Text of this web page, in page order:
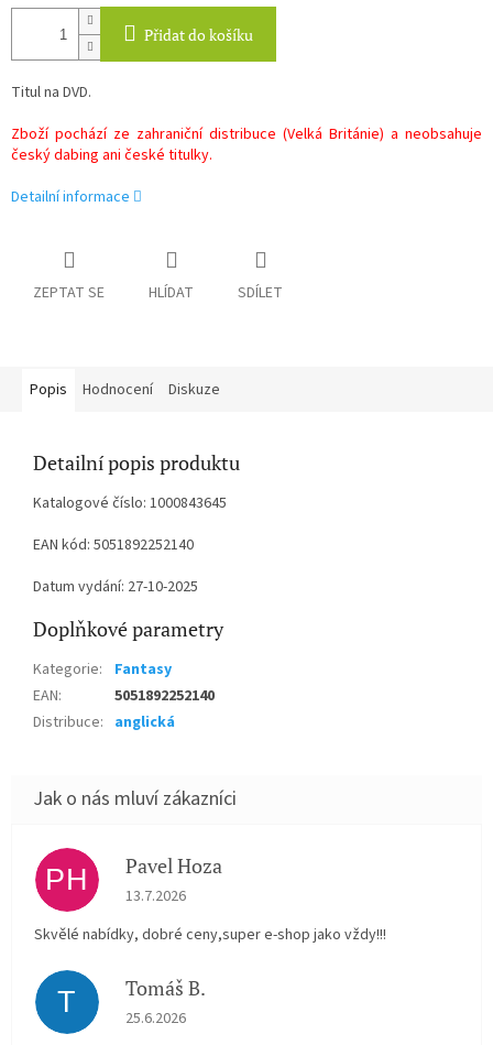
Přidat do košíku
Titul na DVD.
Zboží pochází ze zahraniční distribuce (Velká Británie) a neobsahuje
český dabing ani české titulky.
Detailní informace
ZEPTAT SE HLÍDAT SDÍLET
Popis Hodnocení Diskuze
Detailní popis produktu
Katalogové číslo: 1000843645
EAN kód: 5051892252140
Datum vydání: 27-10-2025
Doplňkové parametry
Kategorie:
Fantasy
EAN:
5051892252140
Distribuce: anglická
PH Pavel Hoza
Hodnocení obchodu je 5 z 5 hvězdiček.
13.7.2026
Skvělé nabídky, dobré ceny,super e-shop jako vždy!!!
T Tomáš B.
Hodnocení obchodu je 5 z 5 hvězdiček.
25.6.2026